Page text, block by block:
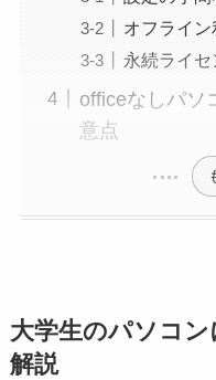
オフライン
永続ライセ
officeなしパソ
意点
大学生のパソコ
解説